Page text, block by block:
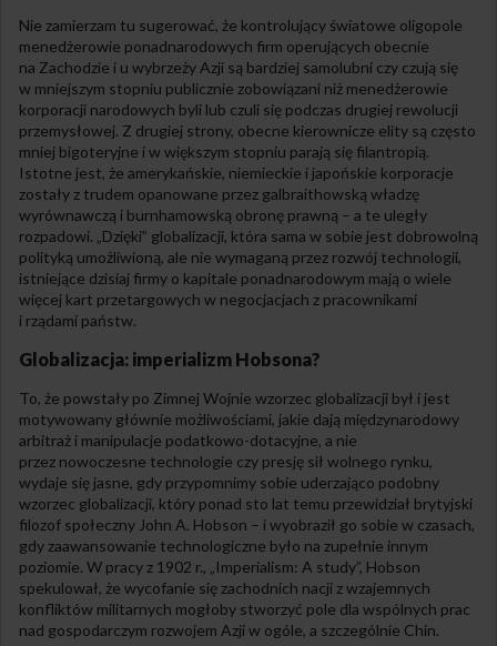
Nie zamierzam tu sugerować, że kontrolujący światowe oligopole
menedżerowie ponadnarodowych firm operujących obecnie
na Zachodzie i u wybrzeży Azji są bardziej samolubni czy czują się
w mniejszym stopniu publicznie zobowiązani niż menedżerowie
korporacji narodowych byli lub czuli się podczas drugiej rewolucji
przemysłowej. Z drugiej strony, obecne kierownicze elity są często
mniej bigoteryjne i w większym stopniu parają się filantropią.
Istotne jest, że amerykańskie, niemieckie i japońskie korporacje
zostały z trudem opanowane przez galbraithowską władzę
wyrównawczą i burnhamowską obronę prawną – a te uległy
rozpadowi. „Dzięki” globalizacji, która sama w sobie jest dobrowolną
polityką umożliwioną, ale nie wymaganą przez rozwój technologii,
istniejące dzisiaj firmy o kapitale ponadnarodowym mają o wiele
więcej kart przetargowych w negocjacjach z pracownikami
i rządami państw.
Globalizacja: imperializm Hobsona?
To, że powstały po Zimnej Wojnie wzorzec globalizacji był i jest
motywowany głównie możliwościami, jakie dają międzynarodowy
arbitraż i manipulacje podatkowo-dotacyjne, a nie
przez nowoczesne technologie czy presję sił wolnego rynku,
wydaje się jasne, gdy przypomnimy sobie uderzająco podobny
wzorzec globalizacji, który ponad sto lat temu przewidział brytyjski
filozof społeczny John A. Hobson – i wyobraził go sobie w czasach,
gdy zaawansowanie technologiczne było na zupełnie innym
poziomie. W pracy z 1902 r., „Imperialism: A study”, Hobson
spekulował, że wycofanie się zachodnich nacji z wzajemnych
konfliktów militarnych mogłoby stworzyć pole dla wspólnych prac
nad gospodarczym rozwojem Azji w ogóle, a szczególnie Chin.